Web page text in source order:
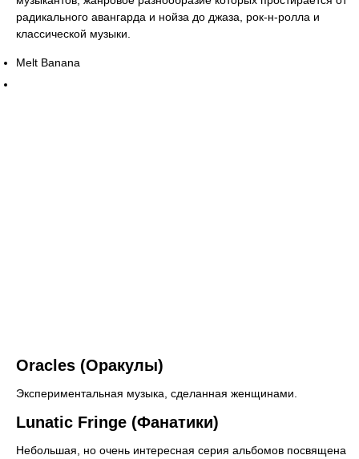
радикального авангарда и нойза до джаза, рок-н-ролла и
классической музыки.
Melt Banana
Oracles (Оракулы)
Экспериментальная музыка, сделанная женщинами.
Lunatic Fringe (Фанатики)
Небольшая, но очень интересная серия альбомов посвящена